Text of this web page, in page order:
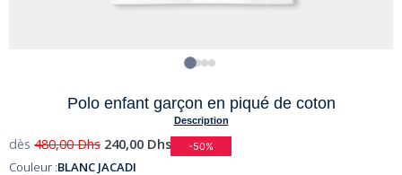
Polo enfant garçon en piqué de coton
Description
dès 480,00Dhs 240,00 Dhs -50%
Couleur :BLANC JACADI